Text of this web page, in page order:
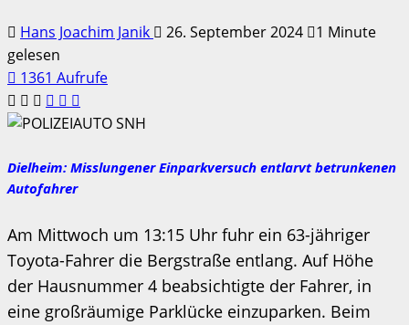
Hans Joachim Janik 26. September 2024
1 Minute
gelesen
1361 Aufrufe
Dielheim: Misslungener Einparkversuch entlarvt betrunkenen
Autofahrer
Am Mittwoch um 13:15 Uhr fuhr ein 63-jähriger
Toyota-Fahrer die Bergstraße entlang. Auf Höhe
der Hausnummer 4 beabsichtigte der Fahrer, in
eine großräumige Parklücke einzuparken. Beim